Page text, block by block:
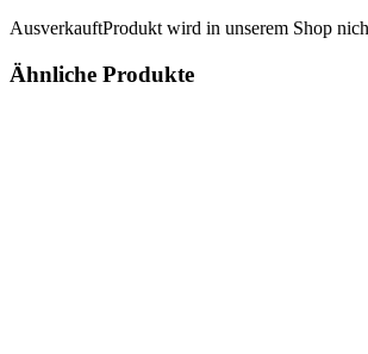
AusverkauftProdukt wird in unserem Shop
Ähnliche Produkte